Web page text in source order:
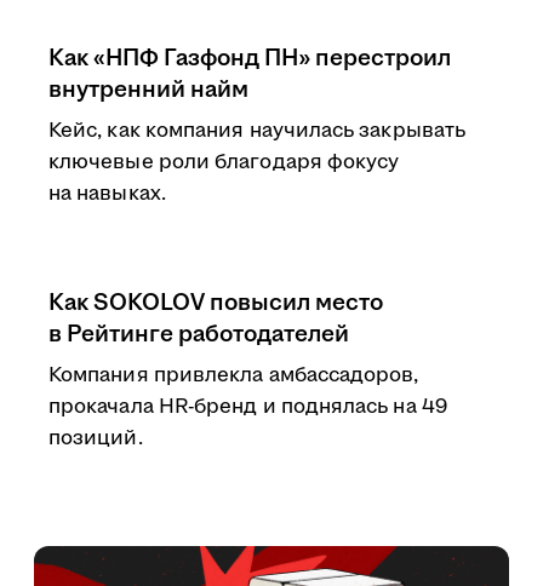
Как «НПФ Газфонд ПН» перестроил
внутренний найм
Кейс, как компания научилась закрывать
ключевые роли благодаря фокусу
на навыках.
Как SOKOLOV повысил место
в Рейтинге работодателей
Компания привлекла амбассадоров,
прокачала HR-бренд и поднялась на 49
позиций.